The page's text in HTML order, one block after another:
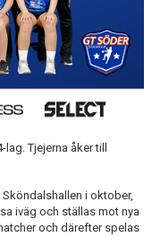
Tjejerna åker till
i oktober,
iväg och ställas mot nya
och därefter spelas